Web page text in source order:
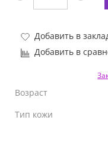
Добавить в
Добавить в
Возраст
Тип кожи